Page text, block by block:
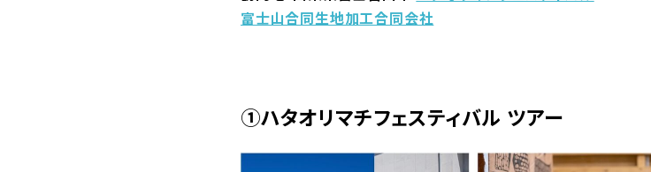
富士山合同生地加工合同会社
①ハタオリマチフェスティバル ツアー